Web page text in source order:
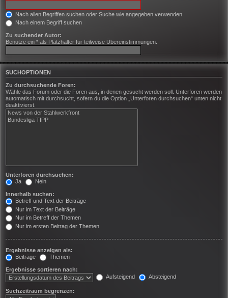
Nach allen Begriffen suchen oder Suche wie angegeben verwenden
Nach einem Begriff suchen
Zu suchender Autor:
Benutze ein * als Platzhalter für teilweise Übereinstimmungen.
SUCHOPTIONEN
Zu durchsuchende Foren:
Wähle das Forum oder die Foren aus, in denen gesucht werden soll. Unterforen werden
automatisch mit durchsucht, sofern du die Option „Unterforen durchsuchen“ unten nicht
deaktivierst.
Unterforen durchsuchen:
Ja
Nein
Innerhalb suchen:
Betreff und Text der Beiträge
Nur im Text der Beiträge
Nur im Betreff der Themen
Nur im ersten Beitrag der Themen
Ergebnisse anzeigen als:
Beiträge
Themen
Ergebnisse sortieren nach:
Aufsteigend
Absteigend
Suchzeitraum begrenzen: